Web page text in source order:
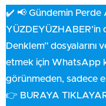
✔️ 📢 Gündemin Perde
YÜZDEYÜZHABER’in
Denklem” dosyalarını
etmek için WhatsApp
görünmeden, sadece
👉 BURAYA